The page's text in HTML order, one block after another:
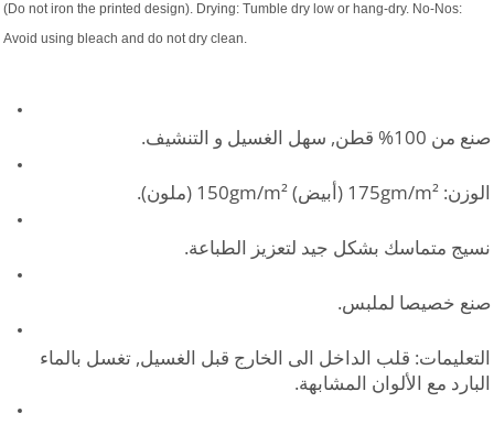
(Do not iron the printed design). Drying: Tumble dry low or hang-dry. No-Nos:
Avoid using bleach and do not dry clean.
صنع من 100% قطن, سهل الغسيل و التنشيف.
الوزن: 175gm/m² (أبيض) 150gm/m² (ملون).
نسيج متماسك بشكل جيد لتعزيز الطباعة.
صنع خصيصا لملبس.
التعليمات: قلب الداخل الى الخارج قبل الغسيل, تغسل بالماء
البارد مع الألوان المشابهة.